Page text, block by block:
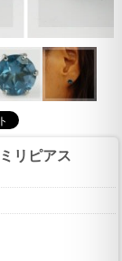
ミリピアス